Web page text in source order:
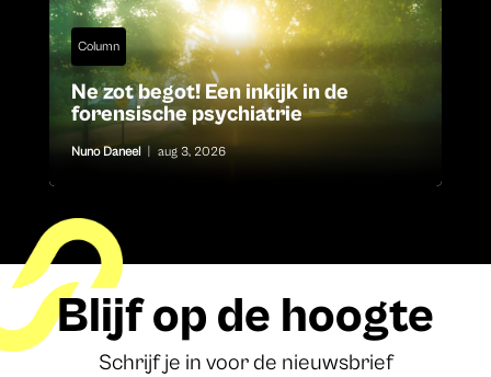
Column
Ne zot begot! Een inkijk in de
forensische psychiatrie
Nuno Daneel aug 3, 2026
Blijf op de hoogte
Schrijf je in voor de nieuwsbrief